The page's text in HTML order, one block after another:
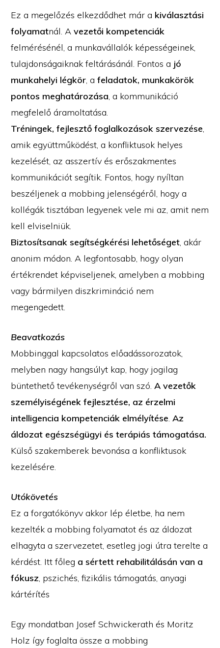
Ez a megelőzés elkezdődhet már a kiválasztási
folyamatnál. Avezetői kompetenciák
felmérésénél, a munkavállalók képességeinek,
tulajdonságaiknak feltárásánál. Fontos a jó
munkahelyi légkör, afeladatok, munkakörök
pontos meghatározása, a kommunikáció
megfelelő áramoltatása.
Tréningek, fejlesztő foglalkozások szervezése,
amik együttműködést, a konfliktusok helyes
kezelését, az asszertív és erőszakmentes
kommunikációt segítik. Fontos, hogy nyíltan
beszéljenek a mobbing jelenségéről, hogy a
kollégák tisztában legyenek vele mi az, amit nem
kell elviselniük.
Biztosítsanak segítségkérési lehetőséget, akár
anonim módon. A legfontosabb, hogy olyan
értékrendet képviseljenek, amelyben a mobbing
vagy bármilyen diszkrimináció nem
megengedett.
Beavatkozás
Mobbinggal kapcsolatos előadássorozatok,
melyben nagy hangsúlyt kap, hogy jogilag
büntethető tevékenységről van szó.A vezetők
személyiségének fejlesztése, az érzelmi
intelligencia kompetenciák elmélyítése.Az
áldozat egészségügyi és terápiás támogatása.
Külső szakemberek bevonása a konfliktusok
kezelésére.
Utókövetés
Ez a forgatókönyv akkor lép életbe, ha nem
kezelték a mobbing folyamatot és az áldozat
elhagyta a szervezetet, esetleg jogi útra terelte a
kérdést. Itt főleg a sértett rehabilitálásán van a
fókusz, pszichés, fizikális támogatás, anyagi
kártérítés
Egy mondatban Josef Schwickerath és Moritz
Holz így foglalta össze a mobbing